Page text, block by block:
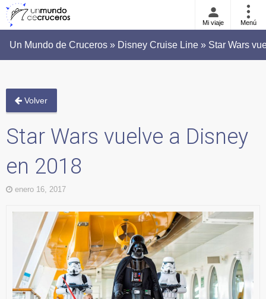
Mi viaje Menú
Un Mundo de Cruceros » Disney Cruise Line » Star Wars
Volver
Star Wars vuelve a Disney
en 2018
enero 16, 2017